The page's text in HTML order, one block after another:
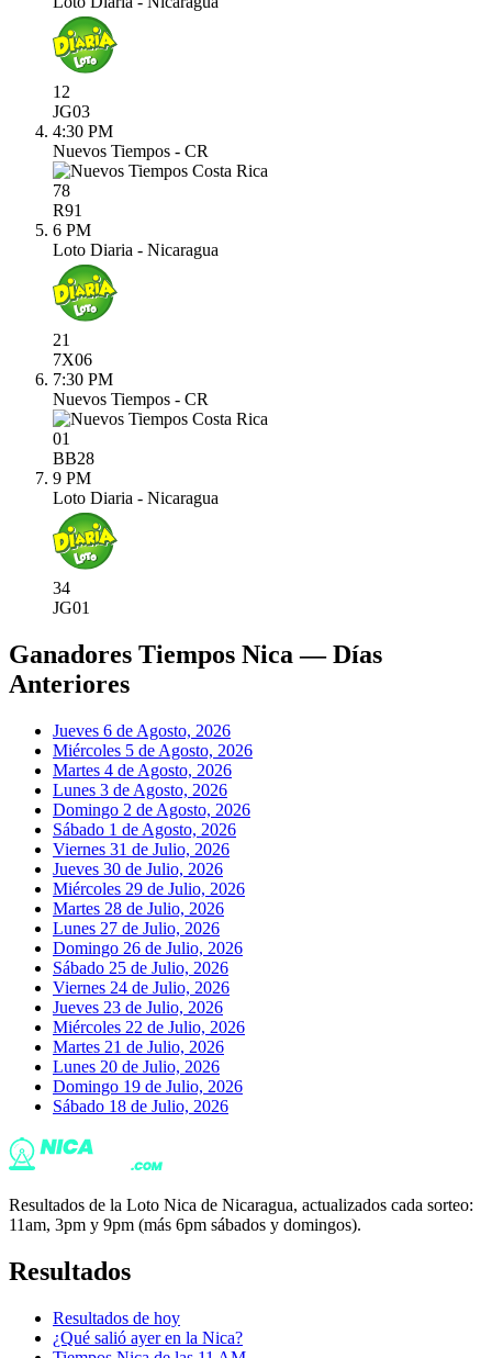
12
JG03
4:30 PM
Nuevos Tiempos - CR
78
R91
6 PM
Loto Diaria - Nicaragua
21
7X06
7:30 PM
Nuevos Tiempos - CR
01
BB28
9 PM
Loto Diaria - Nicaragua
34
JG01
Ganadores Tiempos Nica — Días
Anteriores
Jueves 6 de Agosto, 2026
Miércoles 5 de Agosto, 2026
Martes 4 de Agosto, 2026
Lunes 3 de Agosto, 2026
Domingo 2 de Agosto, 2026
Sábado 1 de Agosto, 2026
Viernes 31 de Julio, 2026
Jueves 30 de Julio, 2026
Miércoles 29 de Julio, 2026
Martes 28 de Julio, 2026
Lunes 27 de Julio, 2026
Domingo 26 de Julio, 2026
Sábado 25 de Julio, 2026
Viernes 24 de Julio, 2026
Jueves 23 de Julio, 2026
Miércoles 22 de Julio, 2026
Martes 21 de Julio, 2026
Lunes 20 de Julio, 2026
Domingo 19 de Julio, 2026
Sábado 18 de Julio, 2026
Resultados de la Loto Nica de Nicaragua, actualizados cada sorteo:
11am, 3pm y 9pm (más 6pm sábados y domingos).
Resultados
Resultados de hoy
¿Qué salió ayer en la Nica?